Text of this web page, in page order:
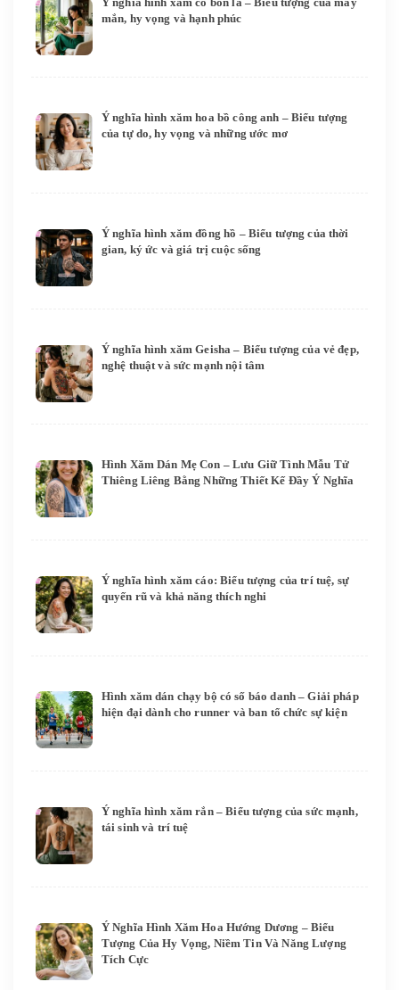
mắn, hy vọng và hạnh phúc
Ý nghĩa hình xăm hoa bồ công anh – Biểu tượng
của tự do, hy vọng và những ước mơ
Ý nghĩa hình xăm đồng hồ – Biểu tượng của thời
gian, ký ức và giá trị cuộc sống
Ý nghĩa hình xăm Geisha – Biểu tượng của vẻ đẹp,
nghệ thuật và sức mạnh nội tâm
Hình Xăm Dán Mẹ Con – Lưu Giữ Tình Mẫu Tử
Thiêng Liêng Bằng Những Thiết Kế Đầy Ý Nghĩa
Ý nghĩa hình xăm cáo: Biểu tượng của trí tuệ, sự
quyến rũ và khả năng thích nghi
Hình xăm dán chạy bộ có số báo danh – Giải pháp
hiện đại dành cho runner và ban tổ chức sự kiện
Ý nghĩa hình xăm rắn – Biểu tượng của sức mạnh,
tái sinh và trí tuệ
Ý Nghĩa Hình Xăm Hoa Hướng Dương – Biểu
Tượng Của Hy Vọng, Niềm Tin Và Năng Lượng
Tích Cực